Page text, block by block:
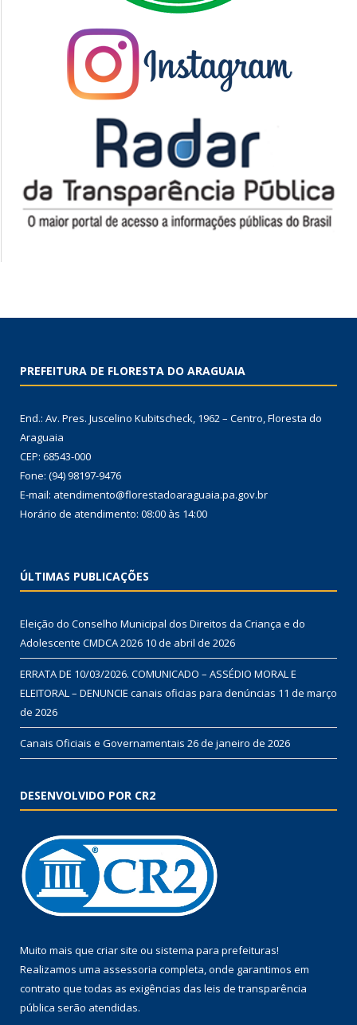
PREFEITURA DE FLORESTA DO ARAGUAIA
End.: Av. Pres. Juscelino Kubitscheck, 1962 – Centro, Floresta do
Araguaia
CEP: 68543-000
Fone: (94) 98197-9476
E-mail: atendimento@florestadoaraguaia.pa.gov.br
Horário de atendimento: 08:00 às 14:00
ÚLTIMAS PUBLICAÇÕES
Eleição do Conselho Municipal dos Direitos da Criança e do
Adolescente CMDCA 2026 10 de abril de 2026
ERRATA DE 10/03/2026. COMUNICADO – ASSÉDIO MORAL E
ELEITORAL – DENUNCIE canais oficias para denúncias 11 de março
de 2026
Canais Oficiais e Governamentais 26 de janeiro de 2026
DESENVOLVIDO POR CR2
Muito mais que criar site ou sistema para prefeituras!
Realizamos uma assessoria completa, onde garantimos em
contrato que todas as exigências das leis de transparência
pública serão atendidas.